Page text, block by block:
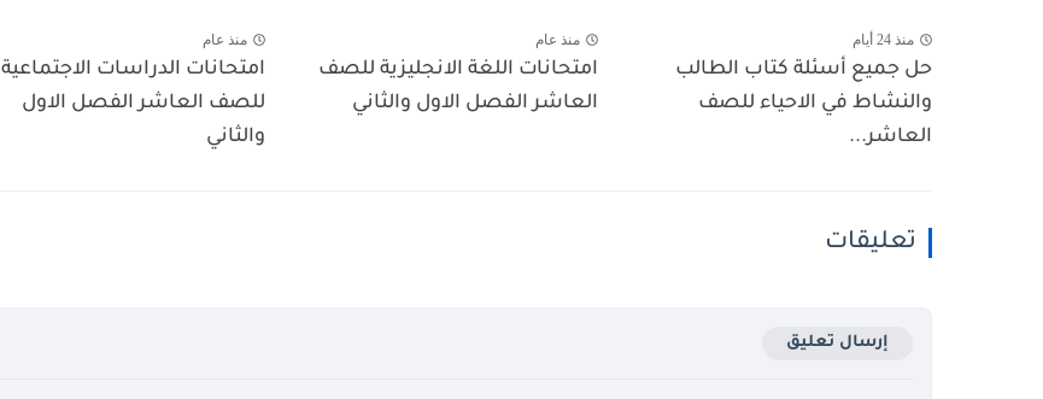
منذ 24 أيام
حل جميع أسئلة كتاب الطالب
والنشاط في الاحياء للصف
العاشر...
منذ عام
امتحانات اللغة الانجليزية للصف
العاشر الفصل الاول والثاني
منذ عام
امتحانات الدراسات الاجتماعية
للصف العاشر الفصل الاول
والثاني
تعليقات
إرسال تعليق